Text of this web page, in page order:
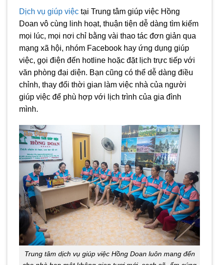
Dịch vụ giúp việc tại Trung tâm giúp việc Hồng
Doan vô cùng linh hoạt, thuận tiện dễ dàng tìm kiếm
mọi lúc, mọi nơi chỉ bằng vài thao tác đơn giản qua
mạng xã hội, nhóm Facebook hay ứng dụng giúp
việc, gọi điện đến hotline hoặc đặt lịch trực tiếp với
văn phòng đại diện. Bạn cũng có thể dễ dàng điều
chỉnh, thay đổi thời gian làm việc nhà của người
giúp việc để phù hợp với lịch trình của gia đình
mình.
Trung tâm dịch vụ giúp việc Hồng Doan luôn mang đến